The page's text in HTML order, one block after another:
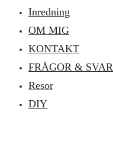
Inredning
OM MIG
KONTAKT
FRÅGOR & SVAR
Resor
DIY